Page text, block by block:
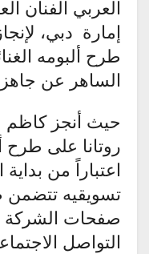
العربي الفنان
إمارة دبي،
طرح ألبومه
الساهر عن
حيث أنجز كاظم
روتانا على طرح
اعتباراً من
تسويقيه تتضمن
صفحات الشركة
التواصل